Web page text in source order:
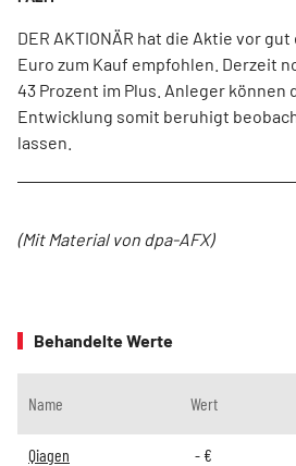
DER AKTIONÄR hat die Aktie vor
Euro zum Kauf empfohlen. Derzeit
43 Prozent im Plus. Anleger können
Entwicklung somit beruhigt
lassen.
(Mit Material von dpa-AFX)
Behandelte Werte
Name Wert
Qiagen - €